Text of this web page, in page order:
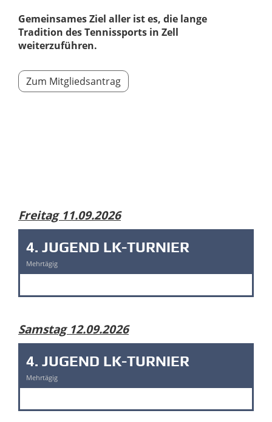
Gemeinsames Ziel aller ist es, die lange
Tradition des Tennissports in Zell
weiterzuführen.
Zum Mitgliedsantrag
Freitag 11.09.2026
4. JUGEND LK-TURNIER
Mehrtägig
Samstag 12.09.2026
4. JUGEND LK-TURNIER
Mehrtägig